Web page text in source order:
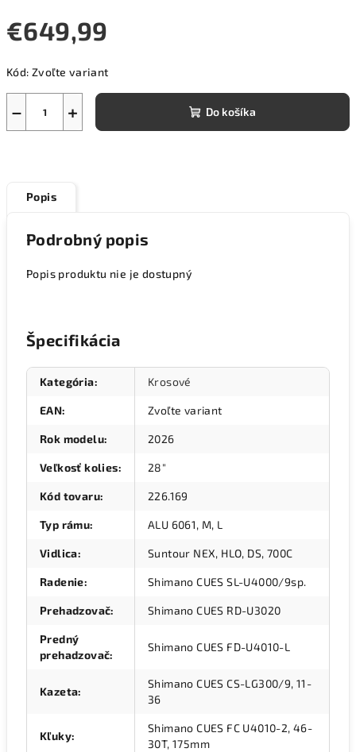
€649,99
cena:
Kód: Zvoľte variant
+
− Do košíka
Popis
Podrobný popis
Popis produktu nie je dostupný
Špecifikácia
Kategória: Krosové
EAN: Zvoľte variant
Rok modelu: 2026
Veľkosť kolies: 28"
Kód tovaru: 226.169
Typ rámu: ALU 6061, M, L
Vidlica: Suntour NEX, HLO, DS, 700C
Radenie: Shimano CUES SL-U4000/9sp.
Prehadzovač: Shimano CUES RD-U3020
Predný
prehadzovač:
Shimano CUES FD-U4010-L
Kazeta:
Shimano CUES CS-LG300/9, 11-
36
Kľuky:
Shimano CUES FC U4010-2, 46-
30T, 175mm